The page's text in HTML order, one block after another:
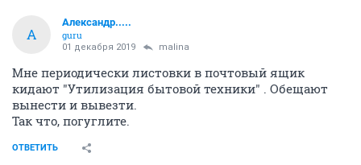
А
Александр.....
guru
01 декабря 2019 malina
Мне периодически листовки в почтовый ящик
кидают "Утилизация бытовой техники" . Обещают
вынести и вывезти.
Так что, погуглите.
ОТВЕТИТЬ